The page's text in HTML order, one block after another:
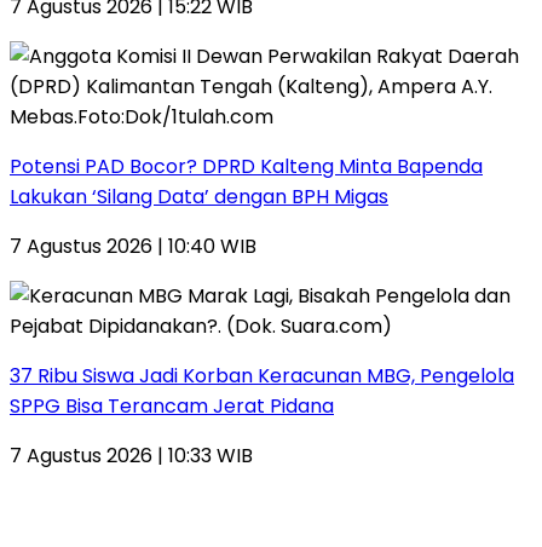
7 Agustus 2026 | 15:22 WIB
Potensi PAD Bocor? DPRD Kalteng Minta Bapenda
Lakukan ‘Silang Data’ dengan BPH Migas
7 Agustus 2026 | 10:40 WIB
37 Ribu Siswa Jadi Korban Keracunan MBG, Pengelola
SPPG Bisa Terancam Jerat Pidana
7 Agustus 2026 | 10:33 WIB